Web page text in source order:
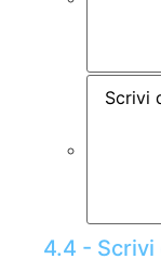
4.4 - Scrivi